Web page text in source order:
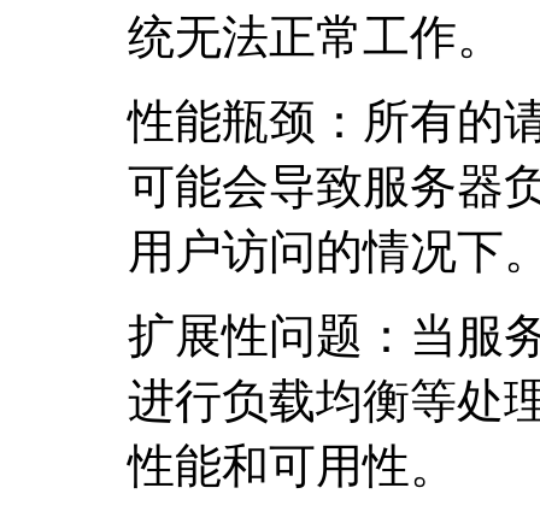
统无法正常工作。
性能瓶颈：所有的
可能会导致服务器
用户访问的情况下
扩展性问题：当服
进行负载均衡等处
性能和可用性。